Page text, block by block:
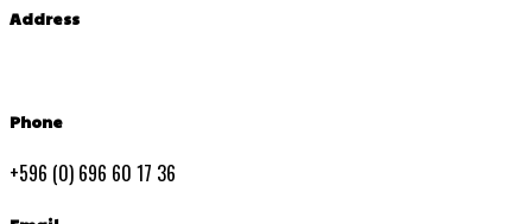
Address
Phone
+596 (0) 696 60 17 36